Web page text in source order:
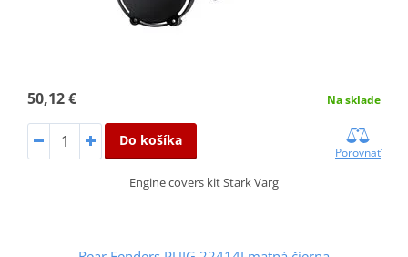
50,12 € Na sklade
Do košíka
Porovnať
Engine covers kit Stark Varg